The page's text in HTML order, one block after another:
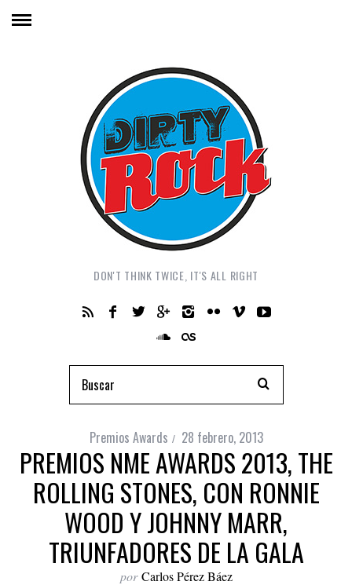
DON'T THINK TWICE, IT'S ALL RIGHT
Premios Awards 28 febrero, 2013
PREMIOS NME AWARDS 2013, THE
ROLLING STONES, CON RONNIE
WOOD Y JOHNNY MARR,
TRIUNFADORES DE LA GALA
por Carlos Pérez Báez